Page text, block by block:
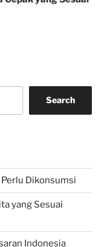
Search
Dikonsumsi
yang Sesuai
Indonesia